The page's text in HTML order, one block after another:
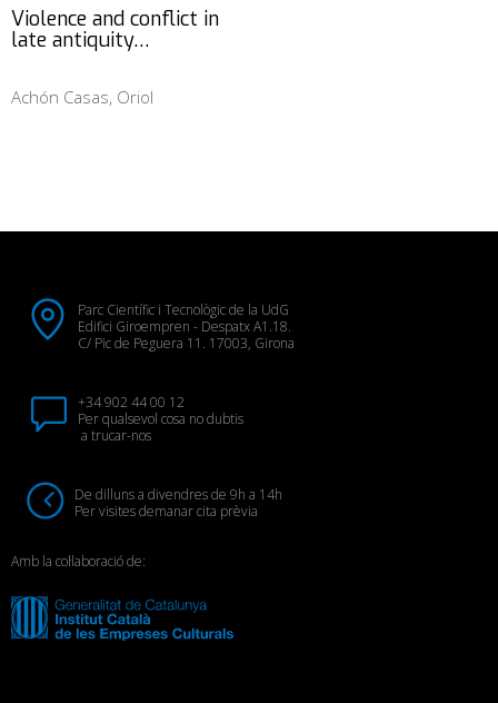
Violence and conflict in
late antiquity…
Achón Casas, Oriol
Parc Científic i Tecnològic de la UdG
Edifici Giroempren - Despatx A1.18.
C/ Pic de Peguera 11. 17003, Girona
+34 902 44 00 12
Per qualsevol cosa no dubtis
a trucar-nos
De dilluns a divendres de 9h a 14h
Per visites demanar cita prèvia
Amb la col·laboració de: